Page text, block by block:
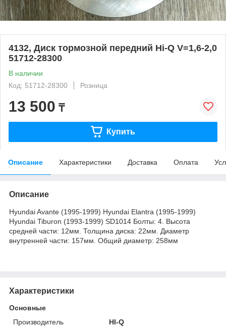
4132, Диск тормозной передний Hi-Q V=1,6-2,0
51712-28300
В наличии
Код: 51712-28300
Розница
13 500 ₸
Купить
Описание Характеристики Доставка Оплата
Описание
Hyundai Avante (1995-1999) Hyundai Elantra (1995-1999)
Hyundai Tiburon (1993-1999) SD1014 Болты: 4. Высота
средней части: 12мм. Толщина диска: 22мм. Диаметр
внутренней части: 157мм. Общий диаметр: 258мм
Характеристики
Основные
Производитель
HI-Q